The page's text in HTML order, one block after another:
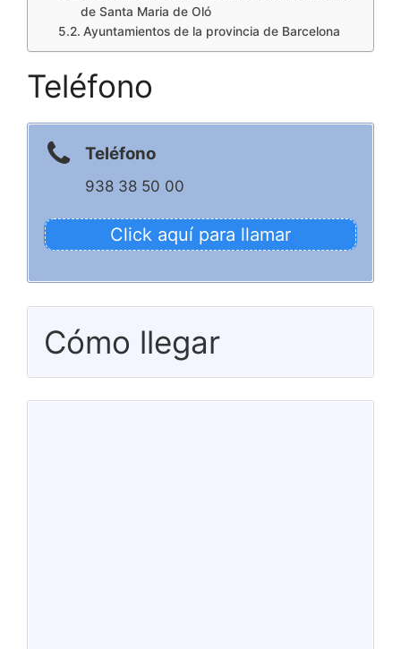
de Santa Maria de Oló
Ayuntamientos de la provincia de Barcelona
Teléfono
Teléfono
938 38 50 00
Click aquí para llamar
Cómo llegar